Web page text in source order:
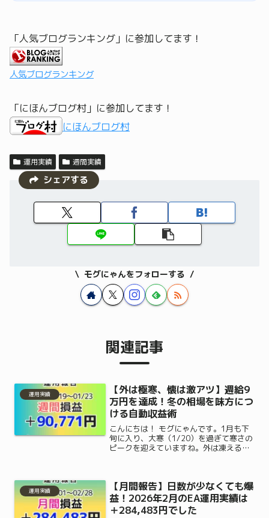
「人気ブログランキング」に参加してます！
人気ブログランキング
「にほんブログ村」に参加してます！
にほんブログ村
運用実績 週間実績
シェアする
モグにゃんをフォローする
関連記事
運用実績
【外は極寒、懐は激アツ】週給9
万円を達成！冬の相場を味方につ
ける自動収益術
こんにちは！ モグにゃんです。1月も下
旬に入り、大寒（1/20）を過ぎて寒さの
ピークを迎えていますね。外は凍えるよ
月第3週（1...
運用実績
【月間報告】日数が少なくても爆
益！2026年2月のEA運用実績は
＋284,483円でした